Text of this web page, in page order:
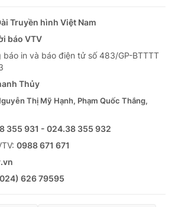
Truyền hình Việt Nam
báo VTV
in và báo điện tử số 483/GP-BTTTT
Thủy
Thị Mỹ Hạnh, Phạm Quốc Thắng,
355 931 - 024.38 355 932
0988 671 671
626 79595